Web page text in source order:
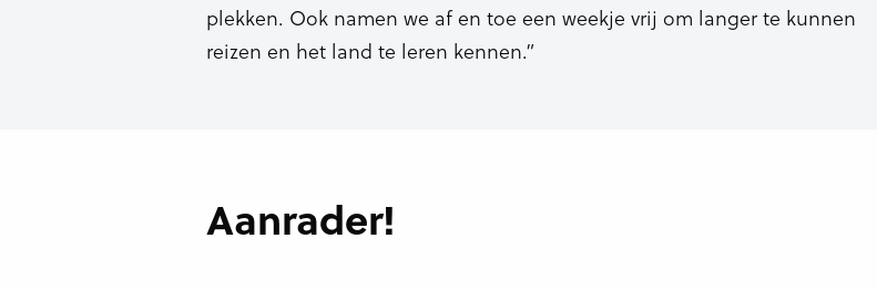
plekken. Ook namen we af en toe een weekje vrij om langer te kunnen
reizen en het land te leren kennen.”
Aanrader!